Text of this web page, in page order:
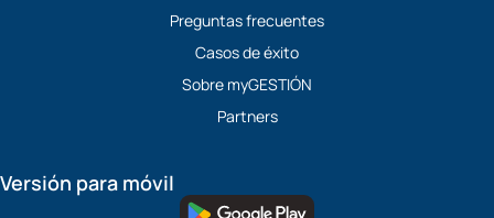
Preguntas frecuentes
Casos de éxito
Sobre myGESTIÓN
Partners
Versión para móvil